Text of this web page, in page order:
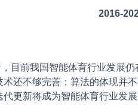
2016-
前我国智能体育行业发展仍
还不够完善；算法的体现并
更新将成为智能体育行业发